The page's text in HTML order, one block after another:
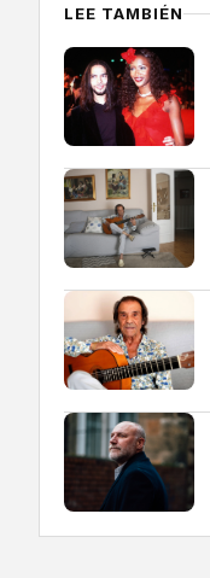
LEE TAMBIÉN